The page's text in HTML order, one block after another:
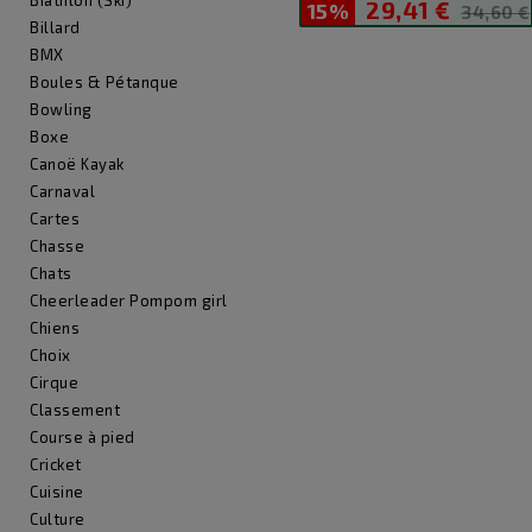
Billard
BMX
Boules & Pétanque
Bowling
Boxe
Canoë Kayak
Carnaval
Cartes
Chasse
Chats
Cheerleader Pompom girl
Chiens
Choix
Cirque
Classement
Course à pied
Cricket
Cuisine
Culture
15% Prix
29,41 € Prix
34,60 €